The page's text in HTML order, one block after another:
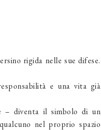
rigida nelle sue difese.
e una vita già
– diventa il simbolo di un
nel proprio spazio